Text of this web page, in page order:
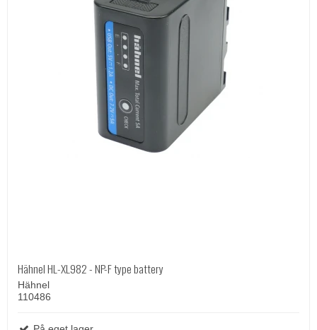
Hähnel HL-XL982 - NP-F type battery
Hähnel
110486